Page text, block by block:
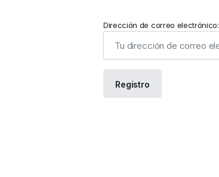
Dirección de correo electrónico: